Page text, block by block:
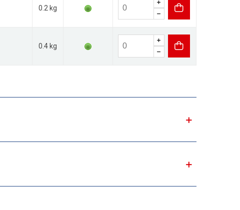
0.2 kg
0.4 kg